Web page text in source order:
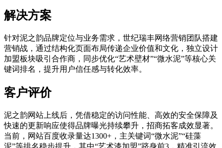
解决方案
针对泥之韵品牌定位与业务需求，世纪瑞丰网络营销团队搭建
营销战，通过结构化页面布局传递企业价值和文化，独立设计
加盟板块吸引合作商，同步优化“艺术壁材”“微水泥”等核心关
键词排名，提升用户信任感与转化效率。
客户评价
泥之韵网站上线后，凭借稳定的访问性能、高效的安全保障及
快速的更新响应使得品牌曝光持续攀升，招商拓客成效显著。
当前，网站百度收录量达1300+，主关键词“微水泥”“硅藻
泥”等排名稳步提升，其中“艺术漆加盟”跻身前3，精准引流效